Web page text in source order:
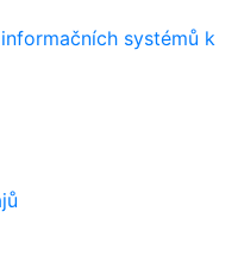
systémů k